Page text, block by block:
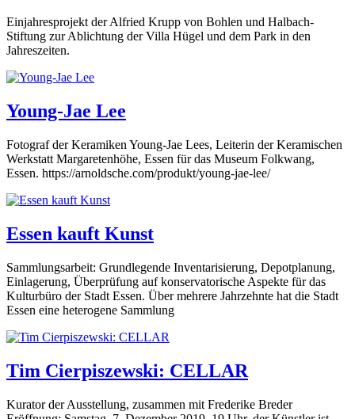
Einjahresprojekt der Alfried Krupp von Bohlen und Halbach-
Stiftung zur Ablichtung der Villa Hügel und dem Park in den
Jahreszeiten.
Young-Jae Lee
Fotograf der Keramiken Young-Jae Lees, Leiterin der Keramischen
Werkstatt Margaretenhöhe, Essen für das Museum Folkwang,
Essen. https://arnoldsche.com/produkt/young-jae-lee/
Essen kauft Kunst
Sammlungsarbeit: Grundlegende Inventarisierung, Depotplanung,
Einlagerung, Überprüfung auf konservatorische Aspekte für das
Kulturbüro der Stadt Essen. Über mehrere Jahrzehnte hat die Stadt
Essen eine heterogene Sammlung
Tim Cierpiszewski: CELLAR
Kurator der Ausstellung, zusammen mit Frederike Breder